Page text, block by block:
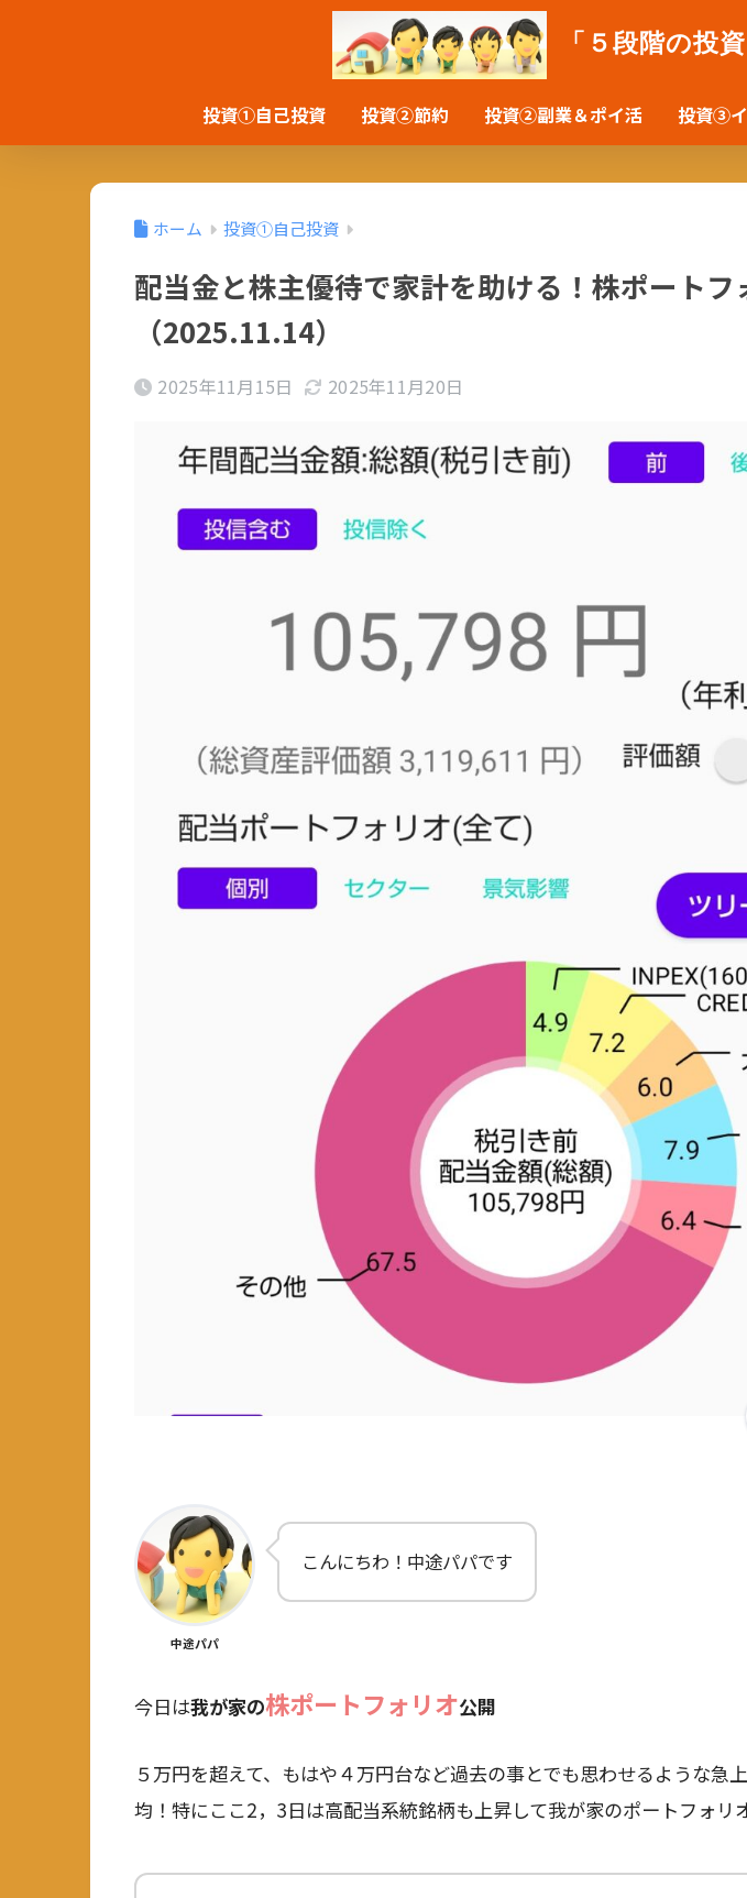
「５段階の投
投資①自己投資 投資②節約 投資②副業＆ポイ活 投資③
ホーム 投資①自己投資
配当金と株主優待で家計を助ける！株ポートフ
（2025.11.14）
2025年11月15日 2025年11月20日
中途パパ
こんにちわ！中途パパです
今日は我が家の株ポートフォリオ公開
５万円を超えて、もはや４万円台など過去の事とでも思わせるような急
均！特にここ2，3日は高配当系統銘柄も上昇して我が家のポートフォリ